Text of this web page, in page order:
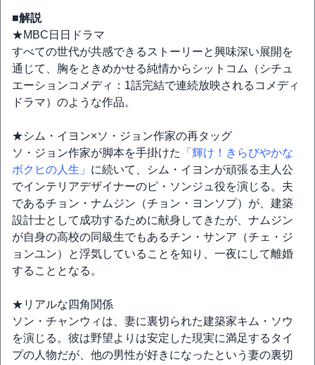
■解説
★MBC日日ドラマ
すべての世代が共感できるストーリーと興味深い展開を
通じて、胸をときめかせる純情からシットコム（シチュ
エーションコメディ：1話完結で連続放映されるコメディ
ドラマ）のような作品。
★シム・イヨン×ソ・ジョン作家の再タッグ
ソ・ジョン作家が脚本を手掛けた
「輝け！きらびやかな
ボクヒの人生」 に続いて、シム・イヨンが頑張る主人公
でインテリアデザイナーのピ・ソンジュ役を演じる。夫
であるチョン・ナムジン（チョン・ヨンソプ）が、建築
設計士として成功するために献身してきたが、ナムジン
が自身の高校の同級生でもあるチン・サンア（チェ・ジ
ョンユン）と浮気していることを知り、一夜にして離婚
することとなる。
★リアルな四角関係
ソン・チャンウィは、妻に裏切られた建築家キム・ソウ
を演じる。彼は野望よりは安定した現実に満足するタイ
プの人物だが、他の男性が好きになったという妻の裏切